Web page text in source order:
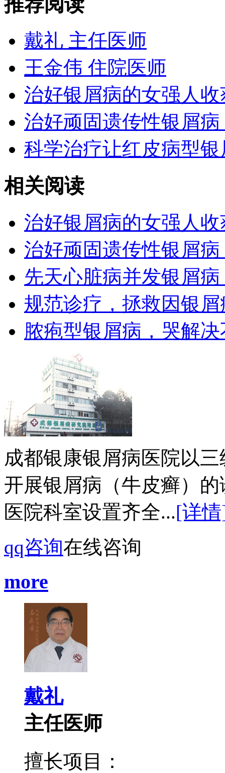
戴礼 主任医师
王金伟 住院医师
治好银屑病的女强人
治好顽固遗传性银屑
科学治疗让红皮病型
相关阅读
治好银屑病的女强人
治好顽固遗传性银屑
先天心脏病并发银屑
规范诊疗，拯救因银
脓疱型银屑病，哭解
成都银康银屑病医院以
开展银屑病（牛皮癣）
医院科室设置齐全...[详
qq咨询在线咨询
more
戴礼
主任医师
擅长项目：